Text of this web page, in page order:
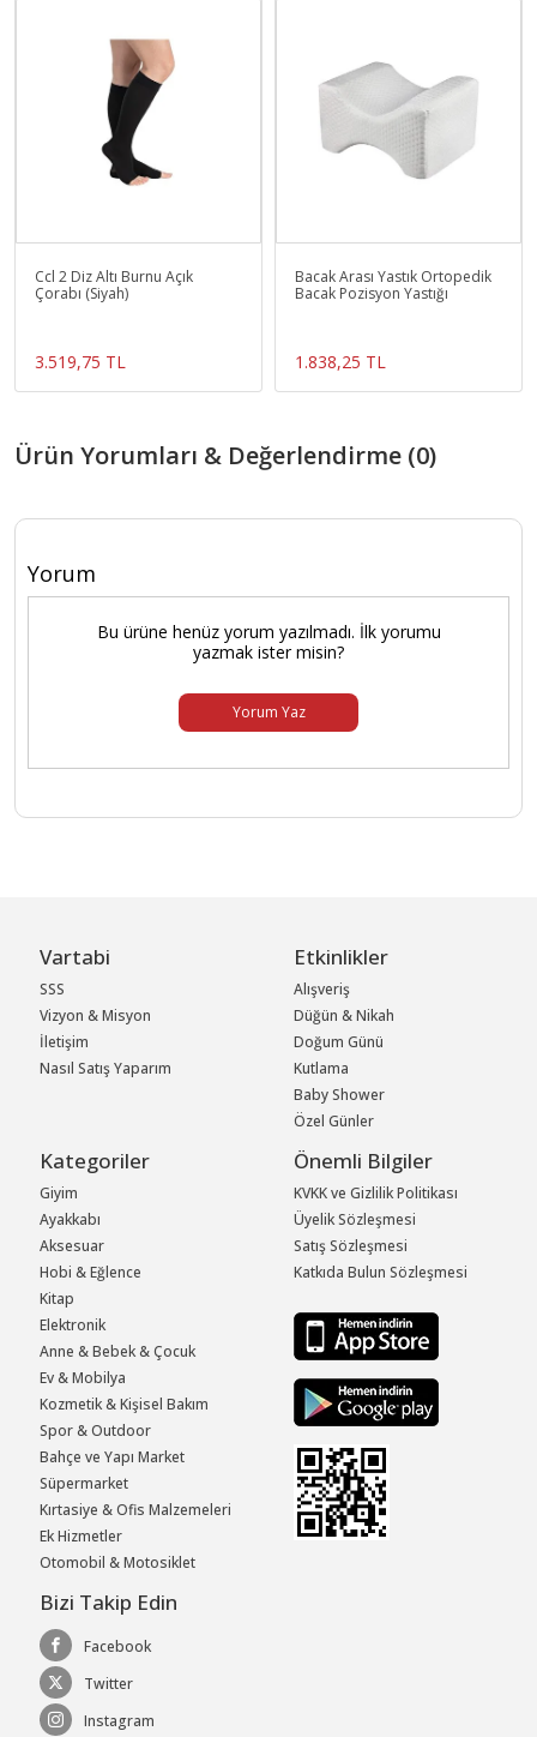
Ccl 2 Diz Altı Burnu Açık
Çorabı (Siyah)
3.519,75 TL
Bacak Arası Yastık Ortopedik
Bacak Pozisyon Yastığı
1.838,25 TL
Ürün Yorumları & Değerlendirme (0)
Yorum
Bu ürüne henüz yorum yazılmadı. İlk yorumu
yazmak ister misin?
Yorum Yaz
Vartabi
SSS
Vizyon & Misyon
İletişim
Nasıl Satış Yaparım
Etkinlikler
Alışveriş
Düğün & Nikah
Doğum Günü
Kutlama
Baby Shower
Özel Günler
Kategoriler
Giyim
Ayakkabı
Aksesuar
Hobi & Eğlence
Kitap
Elektronik
Anne & Bebek & Çocuk
Ev & Mobilya
Kozmetik & Kişisel Bakım
Spor & Outdoor
Bahçe ve Yapı Market
Süpermarket
Kırtasiye & Ofis Malzemeleri
Ek Hizmetler
Otomobil & Motosiklet
Önemli Bilgiler
KVKK ve Gizlilik Politikası
Üyelik Sözleşmesi
Satış Sözleşmesi
Katkıda Bulun Sözleşmesi
Bizi Takip Edin
Facebook
Twitter
Instagram